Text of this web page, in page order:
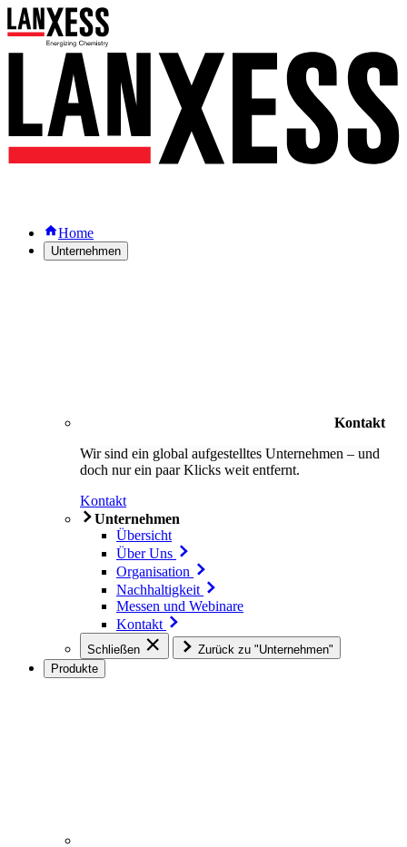
Home
Unternehmen
Kontakt
Wir sind ein global aufgestelltes Unternehmen – und
doch nur ein paar Klicks weit entfernt.
Kontakt
Unternehmen
Übersicht
Über Uns
Organisation
Nachhaltigkeit
Messen und Webinare
Kontakt
Schließen
Zurück zu "Unternehmen"
Produkte